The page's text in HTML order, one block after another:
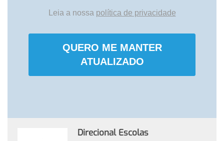
Leia a nossa política de privacidade
QUERO ME MANTER
ATUALIZADO
Direcional Escolas